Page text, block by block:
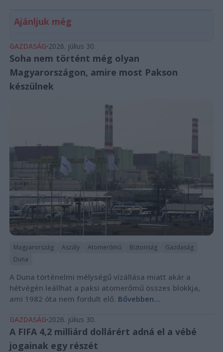
Ajánljuk még
GAZDASÁG 2026. július 30.
Soha nem történt még olyan
Magyarországon, amire most Pakson
készülnek
Magyarország Aszály Atomerőmű Biztonság
Gazdaság
Duna
A Duna történelmi mélységű vízállása miatt akár a
hétvégén leállhat a paksi atomerőmű összes blokkja,
ami 1982 óta nem fordult elő. Bővebben...
GAZDASÁG 2026. július 30.
A FIFA 4,2 milliárd dollárért adná el a vébé
jogainak egy részét